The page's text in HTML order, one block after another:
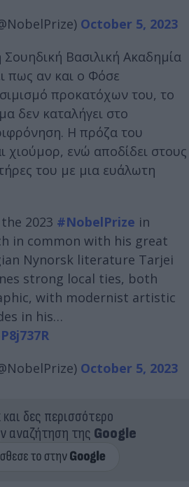
October 5, 2023
Βασιλική Ακαδημία
πως αν και ο Φόσε
προκατόχων του, το
δεν καταλήγει στο
Η πρόζα του
χιούμορ, ενώ αποδίδει στους
του με μια ευάλωτη
2023 #NobelPrize in
in common with his great
Nynorsk literature Tarjei
strong local ties, both
with modernist artistic
in his…
October 5, 2023
και δες περισσότερο
αναζήτηση της Google